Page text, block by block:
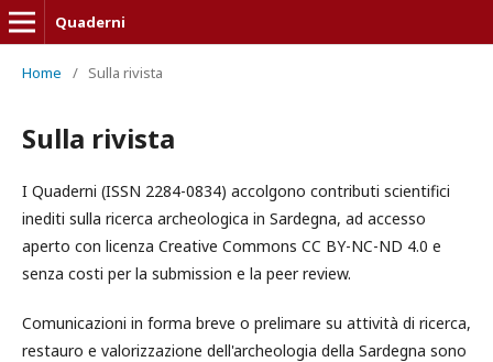
Quaderni
Home / Sulla rivista
Sulla rivista
I Quaderni (ISSN 2284-0834) accolgono contributi scientifici
inediti sulla ricerca archeologica in Sardegna, ad accesso
aperto con licenza Creative Commons CC BY-NC-ND 4.0 e
senza costi per la submission e la peer review.
Comunicazioni in forma breve o prelimare su attività di ricerca,
restauro e valorizzazione dell'archeologia della Sardegna sono